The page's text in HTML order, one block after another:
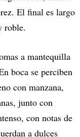
El final es largo
roble.
a mantequilla
boca se perciben
con manzana,
junto con
con notas de
a dulces